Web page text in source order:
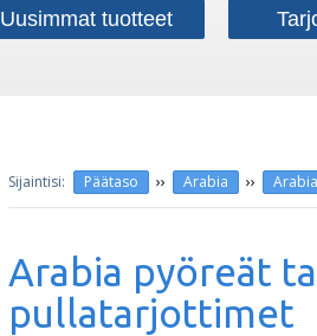
Uusimmat tuotteet
Päätaso ›› Arabia ››
Arabia pyöreät
pullatarjottimet